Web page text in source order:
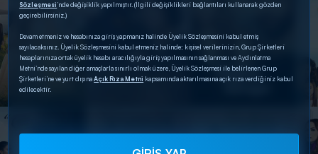
Sözleşmesi’nde değişiklik yapılmıştır. (İlgili değişiklikleri bağlantıları kullanarak gözden
geçirebilirsiniz.)
Devam etmeniz ve hesabınıza giriş yapmanız halinde Üyelik Sözleşmesini kabul etmiş
sayılacaksınız. Üyelik Sözleşmesini kabul etmeniz halinde; kişisel verilerinizin, Grup Şirketleri
hesaplarınıza ortak üyelik hesabı aracılığıyla giriş yapılmasının sağlanması ve Aydınlatma
Metni’nde sayılan diğer amaçlarla sınırlı olmak üzere, Üyelik Sözleşmesi ile belirlenen Grup
Şirketleri’ne ve yurt dışınaAçık Rıza Metni kapsamında aktarılmasına açık rıza verdiğiniz kabul
edilecektir.